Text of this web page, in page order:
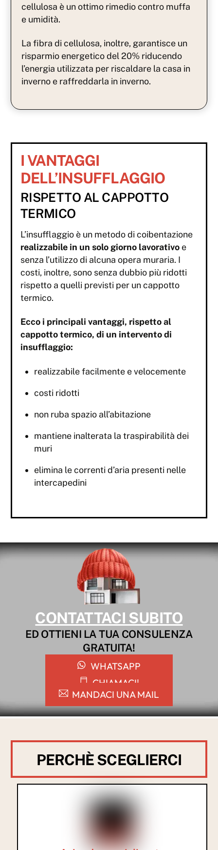
cellulosa è un ottimo rimedio contro muffa
e umidità.
La fibra di cellulosa, inoltre, garantisce un
risparmio energetico del 20% riducendo
l’energia utilizzata per riscaldare la casa in
inverno e raffreddarla in inverno.
I VANTAGGI
DELL’INSUFFLAGGIO
RISPETTO AL CAPPOTTO
TERMICO
L’insufflaggio è un metodo di coibentazione
realizzabile in un solo giorno lavorativoe
senza l’utilizzo di alcuna opera muraria. I
costi, inoltre, sono senza dubbio più ridotti
rispetto a quelli previsti per un cappotto
termico.
Ecco i principali vantaggi, rispetto al
cappotto termico, di un intervento di
insufflaggio:
realizzabile facilmente e velocemente
costi ridotti
non ruba spazio all’abitazione
mantiene inalterata la traspirabilità dei
muri
elimina le correnti d’aria presenti nelle
intercapedini
CONTATTACI SUBITO
ED OTTIENI LA TUA CONSULENZA
GRATUITA!
WHATSAPP
CHIAMACI!
MANDACI UNA MAIL
PERCHÈ SCEGLIERCI